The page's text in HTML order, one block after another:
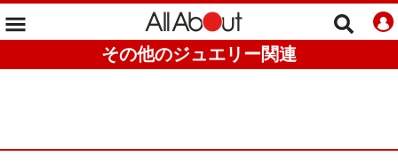
その他のジュエリー関連